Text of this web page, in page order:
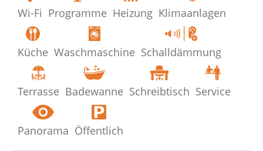
Wi-Fi Programme Heizung Klimaanlagen
Küche Waschmaschine Schalldämmung
Terrasse Badewanne Schreibtisch Service
Panorama Öffentlich